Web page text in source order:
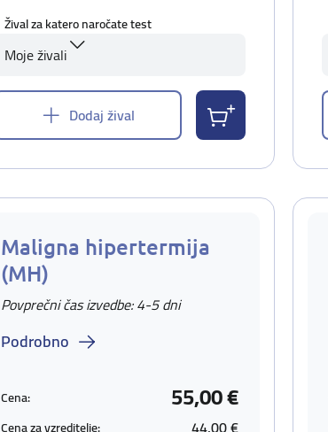
Žival za katero naročate test
Moje živali
Dodaj žival
Maligna hipertermija
(MH)
Povprečni čas izvedbe: 4-5 dni
Podrobno
Cena: 55,00 €
Cena za vzreditelje: